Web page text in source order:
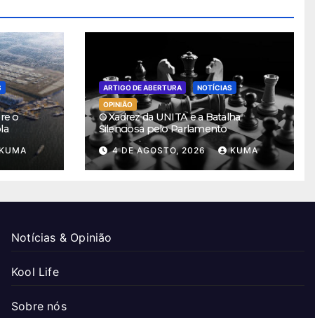
o
KUMA
ARTIGO DE ABERTURA
NOTÍCIAS
OPINIÃO
O Xadrez da UNITA e a Batalha
Silenciosa pelo Parlamento
4 DE AGOSTO, 2026 KUMA
Notícias & Opinião
Kool Life
Sobre nós